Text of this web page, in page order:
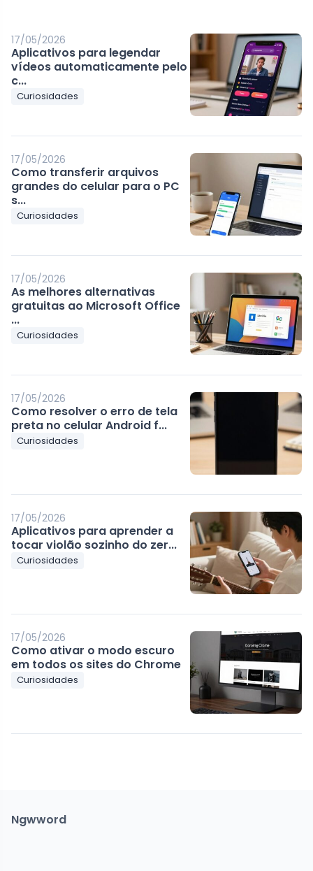
17/05/2026
Aplicativos para legendar
vídeos automaticamente pelo
c...
Curiosidades
17/05/2026
Como transferir arquivos
grandes do celular para o PC
s...
Curiosidades
17/05/2026
As melhores alternativas
gratuitas ao Microsoft Office
...
Curiosidades
17/05/2026
Como resolver o erro de tela
preta no celular Android f...
Curiosidades
17/05/2026
Aplicativos para aprender a
tocar violão sozinho do zer...
Curiosidades
17/05/2026
Como ativar o modo escuro
em todos os sites do Chrome
Curiosidades
Ngwword